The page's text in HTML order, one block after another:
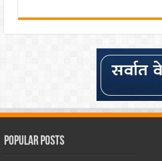
Popular Posts